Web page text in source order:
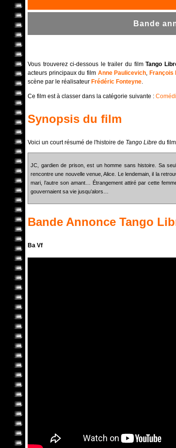
Bande
Vous trouverez ci-dessous le trailer du filmTango
acteurs principaux du film Anne Paulicevich, François
scène par le réalisateur Frédéric Fonteyne.
Ce film est à classer dans la catégorie suivante :
Synopsis du film
Voici un court résumé de l'histoire de Tango Libre du
JC, gardien de prison, est un homme sans histoire. Sa
rencontre une nouvelle venue, Alice. Le lendemain, il la
mari, l’autre son amant… Étrangement attiré par cette
gouvernaient sa vie jusqu’alors…
Bande Annonce Tango
Ba Vf